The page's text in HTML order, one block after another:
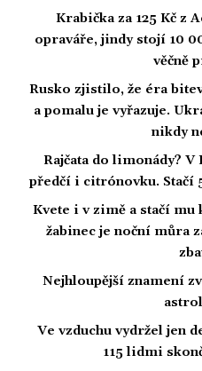
Krabička za 125 Kč z
opraváře, jindy stojí 10
věčně
Rusko zjistilo, že éra
a pomalu je vyřazuje.
nikdy
Rajčata do limonády?
předčí i citrónovku. Stačí
Kvete i v zimě a stačí
žabinec je noční můra
Nejhloupější znamení
Ve vzduchu vydržel jen
115 lidmi